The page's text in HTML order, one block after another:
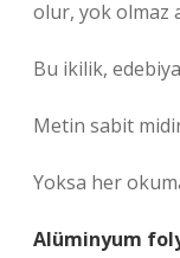
olur, yok olmaz
Bu ikilik,
Metin sabit
Yoksa her
Alüminyum